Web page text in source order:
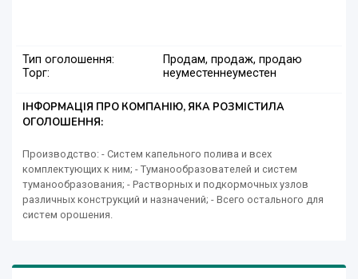
Тип оголошення:
Продам, продаж, продаю
Торг:
неуместеннеуместен
ІНФОРМАЦІЯ ПРО КОМПАНІЮ, ЯКА РОЗМІСТИЛА
ОГОЛОШЕННЯ:
Производство: - Систем капельного полива и всех
комплектующих к ним; - Туманообразователей и систем
туманообразования; - Растворных и подкормочных узлов
различных конструкций и назначений; - Всего остального для
систем орошения.